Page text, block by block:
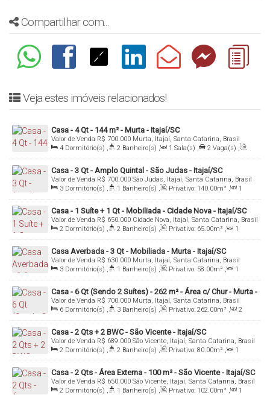
Compartilhar com...
Veja estes imóveis relacionados!
Casa - 4 Qt - 144 m² - Murta - Itajaí/SC
R$ 700.000
Valor de Venda
Murta, Itajaí, Santa Catarina, Brasil
4 Dormitório(s) , 2 Banheiro(s) , 1 Sala(s) , 2 Vaga(s) ,
Útil: 144.00m²
Casa - 3 Qt - Amplo Quintal - São Judas - Itajaí/SC
R$ 700.000
Valor de Venda
São Judas, Itajaí, Santa Catarina, Brasil
3 Dormitório(s) , 1 Banheiro(s) , Privativo: 140.00m² ,
1
Sala(s) , 1 Vaga(s) , Útil: 140.00m²
Casa - 1 Suíte + 1 Qt - Mobiliada - Cidade Nova - Itajaí/SC
R$ 650.000
Valor de Venda
Cidade Nova, Itajaí, Santa Catarina, Brasil
2 Dormitório(s) , 2 Banheiro(s) , Privativo: 65.00m² ,
1
Sala(s) , 1 Suíte(s) , 2 Vaga(s) , Útil: 65.00m²
Casa Averbada - 3 Qt - Mobiliada - Murta - Itajaí/SC
R$ 630.000
Valor de Venda
Murta, Itajaí, Santa Catarina, Brasil
3 Dormitório(s) , 1 Banheiro(s) , Privativo: 58.00m² ,
1
Sala(s) , 1 Vaga(s) , Útil: 58.00m²
Casa - 6 Qt (Sendo 2 Suítes) - 262 m² - Área c/ Chur - Murta -
Itajaí/SC
R$ 700.000
Valor de Venda
Murta, Itajaí, Santa Catarina, Brasil
6 Dormitório(s) , 3 Banheiro(s) , Privativo: 262.00m² ,
2
Sala(s) , 2 Suíte(s) , 5 Vaga(s)
Casa - 2 Qts + 2 BWC - São Vicente - Itajaí/SC
R$ 689.000
Valor de Venda
São Vicente, Itajaí, Santa Catarina, Brasil
2 Dormitório(s) , 2 Banheiro(s) , Privativo: 80.00m² ,
1
Sala(s) , 2 Vaga(s)
Casa - 2 Qts - Área Externa - 100 m² - São Vicente - Itajaí/SC
R$ 650.000
Valor de Venda
São Vicente, Itajaí, Santa Catarina, Brasil
2 Dormitório(s) , 1 Banheiro(s) , Privativo: 102.00m² ,
1